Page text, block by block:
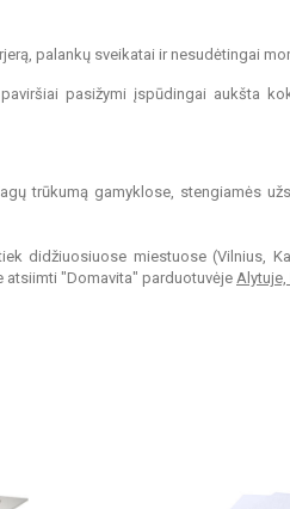
palankų sveikatai ir nesudėtingai
pasižymi įspūdingai aukšta
trūkumą gamyklose, stengiamės
didžiuosiuose miestuose (Vilnius,
atsiimti "Domavita" parduotuvėje Alytuje,